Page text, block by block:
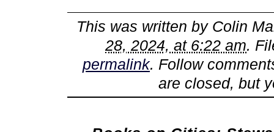
This was written by Colin
28, 2024, at 6:22 am.
permalink. Follow
are closed, but